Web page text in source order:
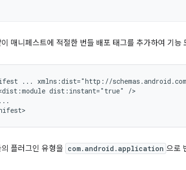
매니페스트에 적절한 번들 배포 태그를 추가하여 기
...
dist:instant="true"
...
플러그인 유형을 com.android.application 으로